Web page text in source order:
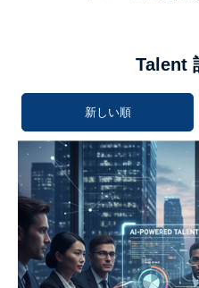
Talent
新しい順